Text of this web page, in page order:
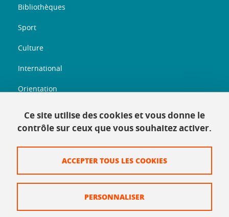
Bibliothèques
Sport
Culture
International
Orientation
Informations légales
Mentions légales
Ce site utilise des cookies et vous donne le
contrôle sur ceux que vous souhaitez activer.
ACCEPTER TOUS LES COOKIES
PERSONNALISER